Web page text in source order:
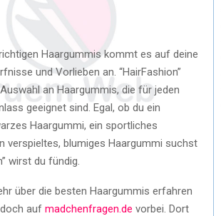
Haargummis kommt es auf deine
und Vorlieben an. “HairFashion”
an Haargummis, die für jeden
geeignet sind. Egal, ob du ein
Haargummi, ein sportliches
verspieltes, blumiges Haargummi suchst
wirst du fündig.
über die besten Haargummis erfahren
auf madchenfragen.de vorbei. Dort